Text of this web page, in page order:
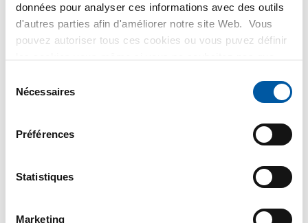
données pour analyser ces informations avec des outils
d'autres parties afin d'améliorer notre site Web. Vous
pouvez autoriser tous ces cookies ou vous puvez définir
plus d'informations sur les cookies que nous conservons
et les parties avec lesquelles nous travaillons dans notre
règlementici
Nécessaires
Préférences
Statistiques
Marketing
Tôle/feuillard
réfractaire 1.4841 làf
finish G/N (IIIS/IIIC)
Tôle/feuillard
réfractaire 1.4841
laminé à chaud 1D